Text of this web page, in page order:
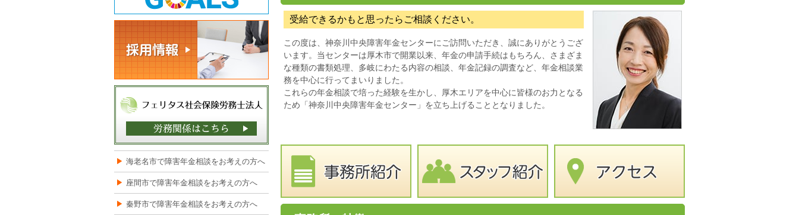
受給できるかもと思ったらご相談ください。
この度は、神奈川中央障害年金センターにご訪問いただき、誠にありがとうござ
います。当センターは厚木市で開業以来、年金の申請手続はもちろん、さまざま
な種類の書類処理、多岐にわたる内容の相談、年金記録の調査など、年金相談業
務を中心に行ってまいりました。
これらの年金相談で培った経験を生かし、厚木エリアを中心に皆様のお力となる
ため「神奈川中央障害年金センター」を立ち上げることとなりました。
海老名市で障害年金相談をお考えの方へ
座間市で障害年金相談をお考えの方へ
秦野市で障害年金相談をお考えの方へ